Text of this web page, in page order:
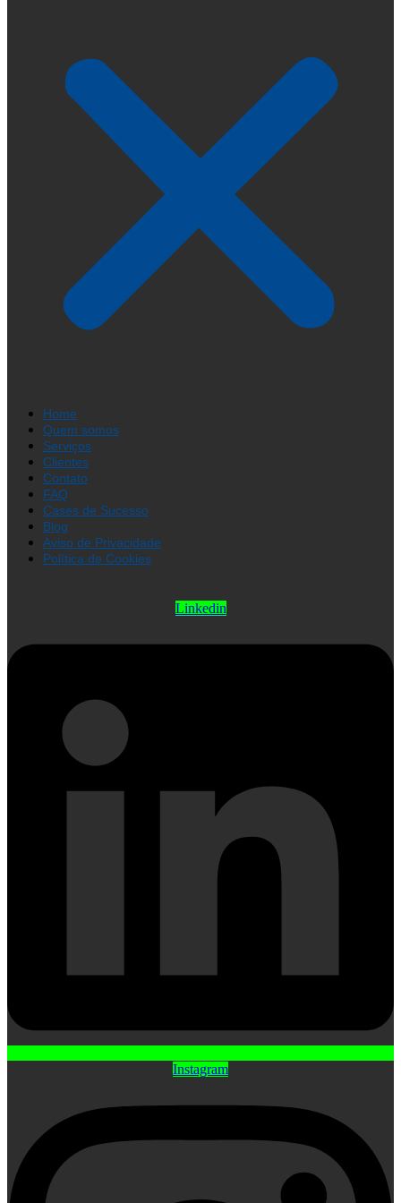
Home
Quem somos
Serviços
Clientes
Contato
FAQ
Cases de Sucesso
Blog
Aviso de Privacidade
Política de Cookies
Linkedin
Instagram